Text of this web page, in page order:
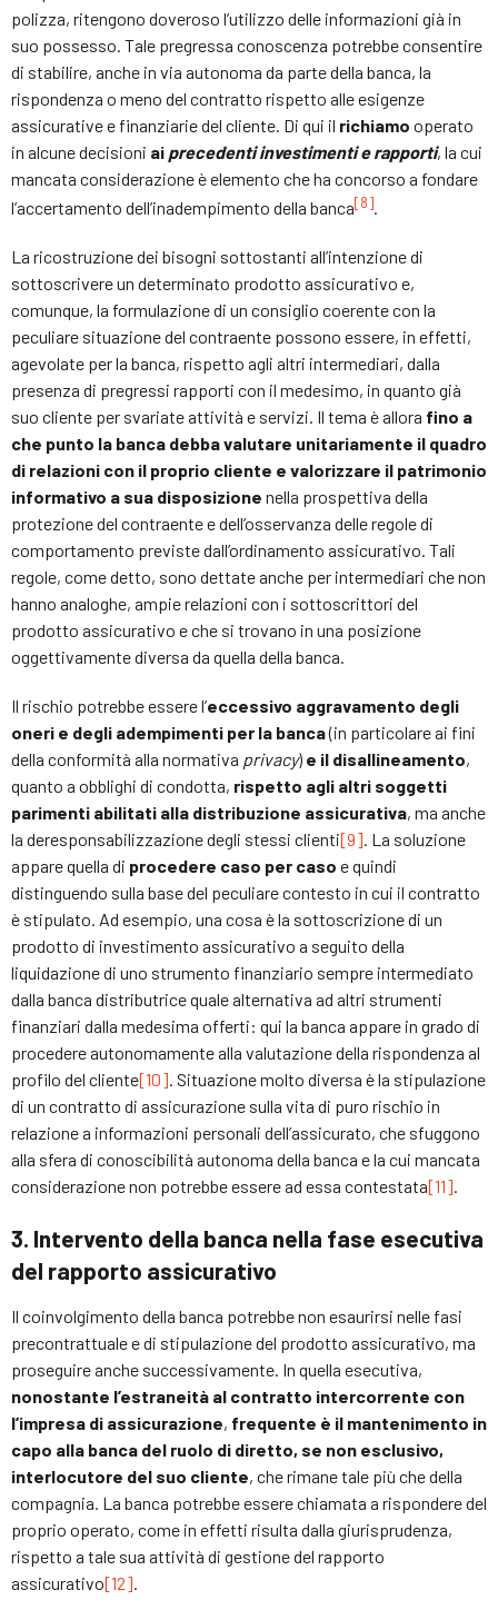
polizza, ritengono doveroso l’utilizzo delle informazioni già in
suo possesso. Tale pregressa conoscenza potrebbe consentire
di stabilire, anche in via autonoma da parte della banca, la
rispondenza o meno del contratto rispetto alle esigenze
assicurative e finanziarie del cliente. Di qui il richiamo operato
in alcune decisioni ai precedenti investimenti e rapporti, la cui
mancata considerazione è elemento che ha concorso a fondare
l’accertamento dell’inadempimento della banca[8].
La ricostruzione dei bisogni sottostanti all’intenzione di
sottoscrivere un determinato prodotto assicurativo e,
comunque, la formulazione di un consiglio coerente con la
peculiare situazione del contraente possono essere, in effetti,
agevolate per la banca, rispetto agli altri intermediari, dalla
presenza di pregressi rapporti con il medesimo, in quanto già
suo cliente per svariate attività e servizi. Il tema è allora fino a
che punto la banca debba valutare unitariamente il quadro
di relazioni con il proprio cliente e valorizzare il patrimonio
informativo a sua disposizione nella prospettiva della
protezione del contraente e dell’osservanza delle regole di
comportamento previste dall’ordinamento assicurativo. Tali
regole, come detto, sono dettate anche per intermediari che non
hanno analoghe, ampie relazioni con i sottoscrittori del
prodotto assicurativo e che si trovano in una posizione
oggettivamente diversa da quella della banca.
Il rischio potrebbe essere l’eccessivo aggravamento degli
oneri e degli adempimenti per la banca(in particolare ai fini
della conformità alla normativa privacy) e il disallineamento,
quanto a obblighi di condotta, rispetto agli altri soggetti
parimenti abilitati alla distribuzione assicurativa, ma anche
la deresponsabilizzazione degli stessi clienti[9]. La soluzione
appare quella di procedere caso per caso e quindi
distinguendo sulla base del peculiare contesto in cui il contratto
è stipulato. Ad esempio, una cosa è la sottoscrizione di un
prodotto di investimento assicurativo a seguito della
liquidazione di uno strumento finanziario sempre intermediato
dalla banca distributrice quale alternativa ad altri strumenti
finanziari dalla medesima offerti: qui la banca appare in grado di
procedere autonomamente alla valutazione della rispondenza al
profilo del cliente[10]. Situazione molto diversa è la stipulazione
di un contratto di assicurazione sulla vita di puro rischio in
relazione a informazioni personali dell’assicurato, che sfuggono
alla sfera di conoscibilità autonoma della banca e la cui mancata
considerazione non potrebbe essere ad essa contestata[11].
3. Intervento della banca nella fase esecutiva
del rapporto assicurativo
Il coinvolgimento della banca potrebbe non esaurirsi nelle fasi
precontrattuale e di stipulazione del prodotto assicurativo, ma
proseguire anche successivamente. In quella esecutiva,
nonostante l’estraneità al contratto intercorrente con
l’impresa di assicurazione, frequente è il mantenimento in
capo alla banca del ruolo di diretto, se non esclusivo,
interlocutore del suo cliente, che rimane tale più che della
compagnia. La banca potrebbe essere chiamata a rispondere del
proprio operato, come in effetti risulta dalla giurisprudenza,
rispetto a tale sua attività di gestione del rapporto
assicurativo[12].